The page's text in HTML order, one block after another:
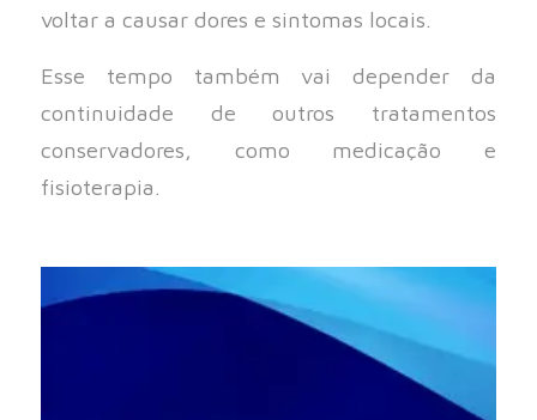
voltar a causar dores e sintomas locais.
Esse tempo também vai depender da
continuidade de outros tratamentos
conservadores, como medicação e
fisioterapia.